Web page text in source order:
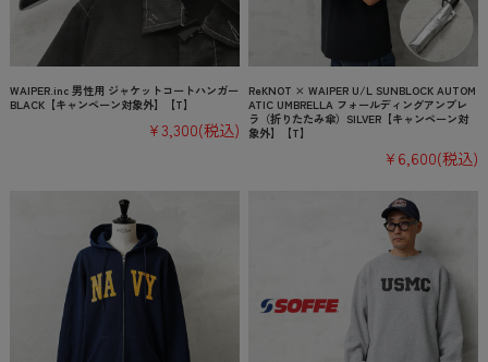
WAIPER.inc 男性用 ジャケットコートハンガー
BLACK【キャンペーン対象外】【T】
¥3,300(税込)
ReKNOT × WAIPER U/L SUNBLOCK AUTOM
ATIC UMBRELLA フォールディングアンブレ
ラ（折りたたみ傘）SILVER【キャンペーン対
象外】【T】
¥6,600(税込)